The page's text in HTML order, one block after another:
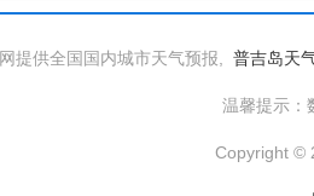
网提供全国国内城市天气预报, 普吉岛天
温馨提示：
Copyright ©